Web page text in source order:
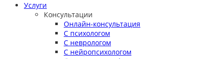
Услуги
Консультации
Онлайн-консультация
С психологом
С неврологом
С нейропсихологом